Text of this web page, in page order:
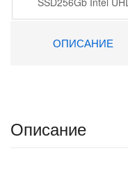
Graphics 14″ IPS
black WiFi BT Cam
ОПИСАНИЕ
Описание